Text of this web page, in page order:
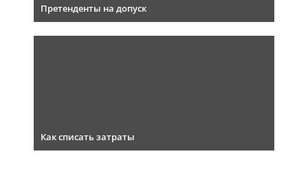
Претенденты на допуск
Как списать затраты